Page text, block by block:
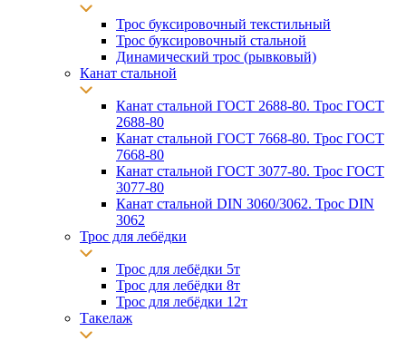
Трос буксировочный текстильный
Трос буксировочный стальной
Динамический трос (рывковый)
Канат стальной
Канат стальной ГОСТ 2688-80. Трос ГОСТ
2688-80
Канат стальной ГОСТ 7668-80. Трос ГОСТ
7668-80
Канат стальной ГОСТ 3077-80. Трос ГОСТ
3077-80
Канат стальной DIN 3060/3062. Трос DIN
3062
Трос для лебёдки
Трос для лебёдки 5т
Трос для лебёдки 8т
Трос для лебёдки 12т
Такелаж